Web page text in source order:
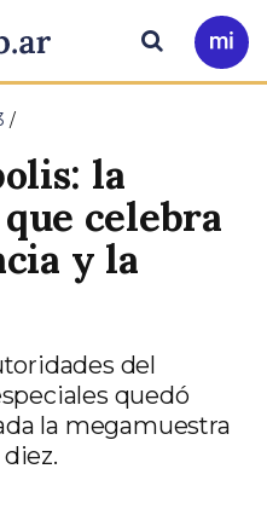
Ir
a
Buscar
la
celebra
y la
del
quedó
la megamuestra